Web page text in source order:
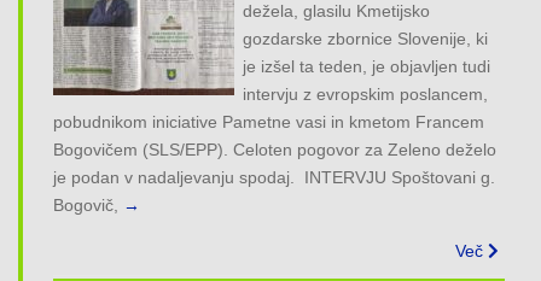
dežela, glasilu Kmetijsko
gozdarske zbornice Slovenije, ki
je izšel ta teden, je objavljen tudi
intervju z evropskim poslancem,
pobudnikom iniciative Pametne vasi in kmetom Francem
Bogovičem (SLS/EPP). Celoten pogovor za Zeleno deželo
je podan v nadaljevanju spodaj. INTERVJU Spoštovani g.
Bogovič, →
Več